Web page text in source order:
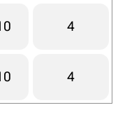
11.6
4
4